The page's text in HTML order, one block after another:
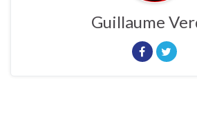
Guillaume